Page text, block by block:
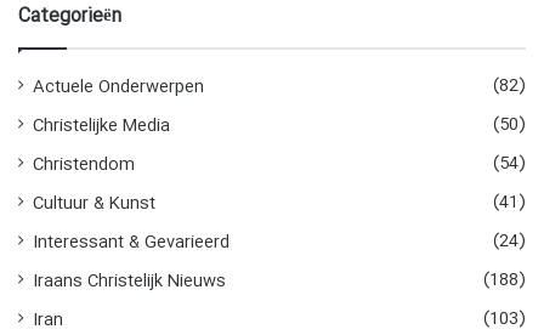
n
Categorieën
Actuele Onderwerpen
(82)
Christelijke Media
(50)
Christendom
(54)
Cultuur & Kunst
(41)
Interessant & Gevarieerd
(24)
Iraans Christelijk Nieuws
(188)
Iran
(103)